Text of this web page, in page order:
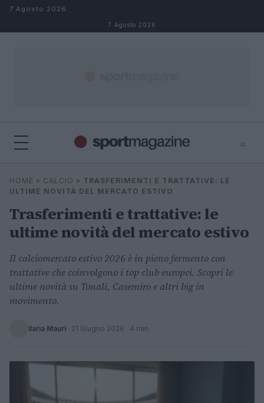
Salta al contenuto
7 Agosto 2026
7 Agosto 2026
⌕
Cerca
⌕
HOME » CALCIO » TRASFERIMENTI E TRATTATIVE: LE
ULTIME NOVITÀ DEL MERCATO ESTIVO
Trasferimenti e trattative: le
ultime novità del mercato estivo
Il calciomercato estivo 2026 è in pieno fermento con
trattative che coinvolgono i top club europei. Scopri le
ultime novità su Tonali, Casemiro e altri big in
movimento.
Ilaria Mauri · 21 Giugno 2026 · 4 min